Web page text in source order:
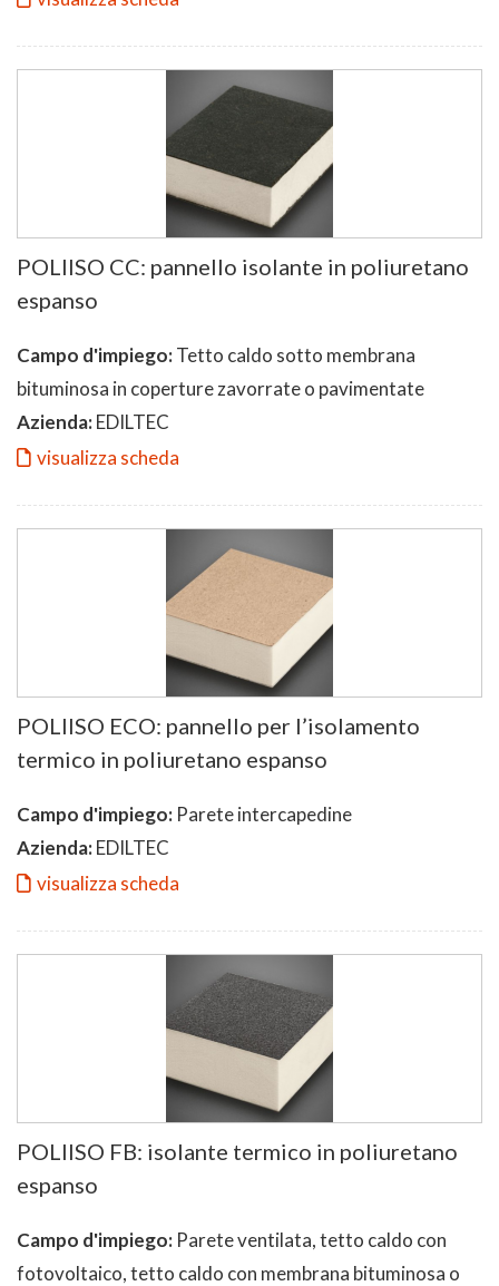
POLIISO CC: pannello isolante in poliuretano
espanso
Campo d'impiego:Tetto caldo sotto membrana
bituminosa in coperture zavorrate o pavimentate
Azienda:EDILTEC
visualizza scheda
POLIISO ECO: pannello per l’isolamento
termico in poliuretano espanso
Campo d'impiego: Parete intercapedine
Azienda:EDILTEC
visualizza scheda
POLIISO FB: isolante termico in poliuretano
espanso
Campo d'impiego: Parete ventilata, tetto caldo con
fotovoltaico, tetto caldo con membrana bituminosa o